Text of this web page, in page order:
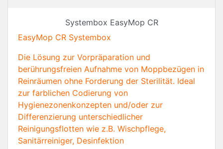
Systembox EasyMop CR
EasyMop CR Systembox
Die Lösung zur Vorpräparation und
berührungsfreien Aufnahme von Moppbezügen in
Reinräumen ohne Forderung der Sterilität. Ideal
zur farblichen Codierung von
Hygienezonenkonzepten und/oder zur
Differenzierung unterschiedlicher
Reinigungsflotten wie z.B. Wischpflege,
Sanitärreiniger, Desinfektion